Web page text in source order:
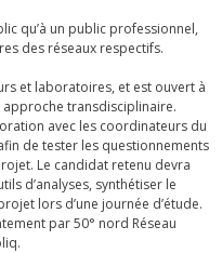
qu’à un public professionnel,
des réseaux respectifs.
et laboratoires, et est ouvert à
transdisciplinaire.
avec les coordinateurs du
de tester les questionnements
Le candidat retenu devra
d’analyses, synthétiser le
lors d’une journée d’étude.
par 50° nord Réseau